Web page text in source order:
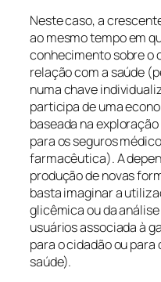
Neste caso, a
ao mesmo tempo em
conhecimento sobre o
relação com a saúde
numa chave
participa de uma
baseada na
para os seguros
farmacêutica). A
produção de novas
basta imaginar a
glicêmica ou da
usuários associada à
para o cidadão ou
saúde).